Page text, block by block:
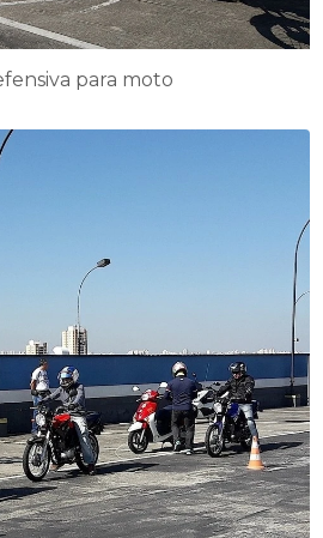
para moto